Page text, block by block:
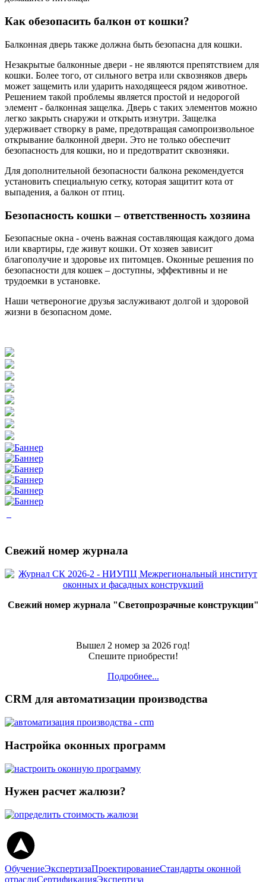
Как обезопасить балкон от кошки?
Балконная дверь также должна быть безопасна для кошки.
Незакрытые балконные двери - не являются препятствием для
кошки. Более того, от сильного ветра или сквозняков дверь
может защемить или ударить находящееся рядом животное.
Решением такой проблемы является простой и недорогой
элемент - балконная защелка. Дверь с таких элементов можно
легко закрыть снаружи и открыть изнутри. Защелка
удерживает створку в раме, предотвращая самопроизвольное
открывание балконной двери. Это не только обеспечит
безопасность для кошки, но и предотвратит сквозняки.
Для дополнительной безопасности балкона рекомендуется
установить специальную сетку, которая защитит кота от
выпадения, а балкон от птиц.
Безопасность кошки – ответственность хозяина
Безопасные окна - очень важная составляющая каждого дома
или квартиры, где живут кошки. От хозяев зависит
благополучие и здоровье их питомцев. Оконные решения по
безопасности для кошек – доступны, эффективны и не
трудоемки в установке.
Наши четвероногие друзья заслуживают долгой и здоровой
жизни в безопасном доме.
Свежий номер журнала
Свежий номер журнала "Светопрозрачные конструкции"
Вышел 2 номер за 2026 год!
Спешите приобрести!
Подробнее...
CRM для автоматизации производства
Настройка оконных программ
Нужен расчет жалюзи?
ОбучениеЭкспертизаПроектированиеСтандарты оконной
отраслиСертификацияЭкспертиза